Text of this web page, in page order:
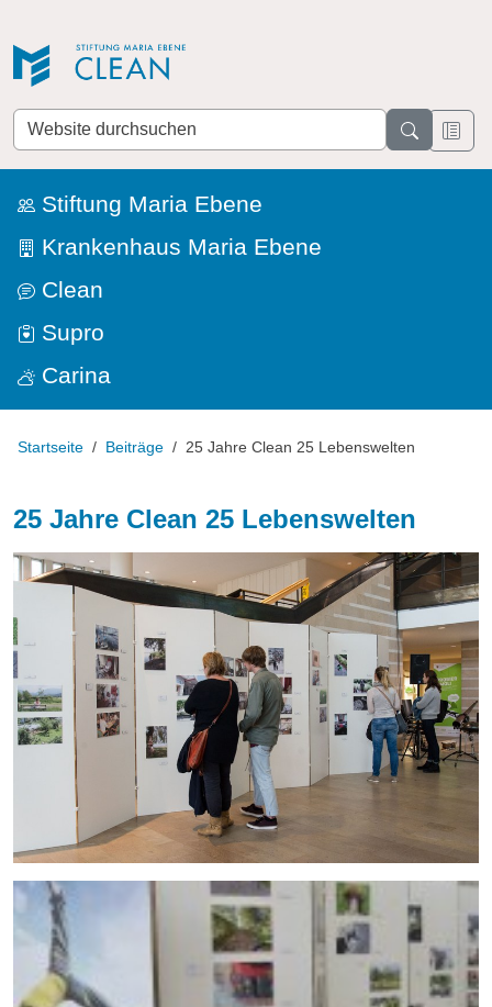
Website
durchsuchen
Stiftung Maria Ebene
Krankenhaus Maria Ebene
Clean
Supro
Carina
Startseite Beiträge 25 Jahre Clean 25 Lebenswelten
25 Jahre Clean 25 Lebenswelten